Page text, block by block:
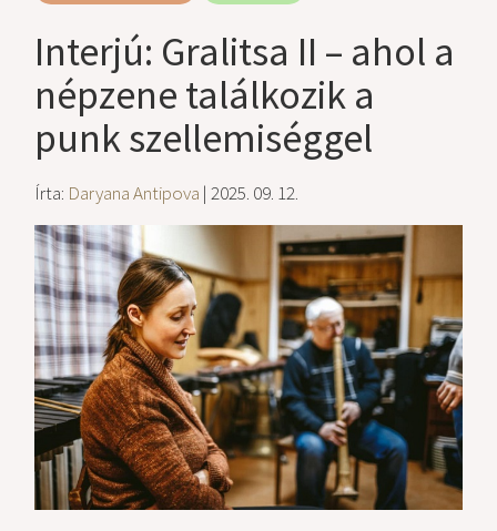
Interjú: Gralitsa II – ahol a
népzene találkozik a
punk szellemiséggel
Írta: Daryana Antipova | 2025. 09. 12.